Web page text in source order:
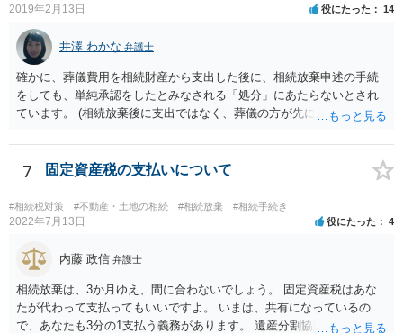
で相続する際は、4800万円が非課税枠となります。 そうすると、母が
亡くなってから相続すると、両親のどちらかが亡くなってから相続す
るより非課税の枠が減少します。 計画的に相続をするのがおすすめと
いうことになります。これ以外にも気をつける点はあるかもしれませ
んので、一度相談して想定するのがおすすめと思います。
2019年2月13日 役にたった 14
井澤 わかな 弁護士
確かに、葬儀費用を相続財産から支出した後に、相続放棄申述の手続
をしても、単純承認をしたとみなされる「処分」にあたらないとされ
ています。 (相続放棄後に支出ではなく、葬儀の方が先に来るのが通常
述の手続ということだと思いますが) ただ、葬儀費用ならいくらでもよ
いということではなく、身分相応の、社会的儀式として当然認められ
る程度の金額に留まると考えた方がよいです。 もし、相続人の皆さん
に葬儀費用を支出する経済力がなく、質素な葬儀を行った費用であれ
ば相続財産から支出しても単純承認と認められない可能性が高いの
7 固定資産税の支払いについて
#相続税対策 #不動産・土地の相続 #相続放棄 #相続手続き
2022年7月13日 役にたった 4
内藤 政信 弁護士
相続放棄は、3か月ゆえ、間に合わないでしょう。 固定資産税はあな
たが代わって支払ってもいいですよ。 いまは、共有になっているの
で、あなたも3分の1支払う義務があります。 遺産分割協議をして、不